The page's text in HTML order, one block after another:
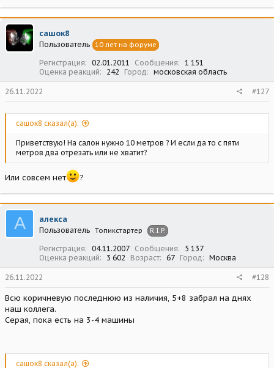
сашок8
Пользователь 10 лет на форуме
Регистрация 02.01.2011 Сообщения
1 151
Оценка реакций
242 Город московская область
26.11.2022 #127
сашок8 сказал(а):
Приветствую! На салон нужно 10 метров ? И если да то с пяти
метров два отрезать или не хватит?
Или совсем нет ?
А алекса
Пользователь Топикстартер R.I.P.
Регистрация 04.11.2007 Сообщения
5 137
Оценка реакций
3 602 Возраст 67 Город Москва
26.11.2022 #128
Всю коричневую последнюю из наличия, 5+8 забрал на днях
наш коллега.
Серая, пока есть на 3-4 машины
сашок8 сказал(а):